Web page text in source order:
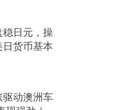
日元，操
货币基本
动澳洲车